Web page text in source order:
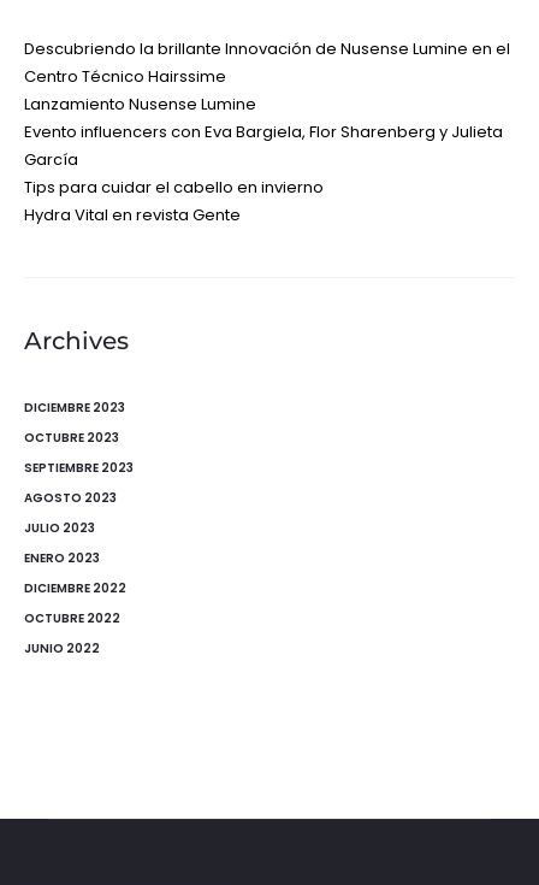
Descubriendo la brillante Innovación de Nusense Lumine en el
Centro Técnico Hairssime
Lanzamiento Nusense Lumine
Evento influencers con Eva Bargiela, Flor Sharenberg y Julieta
García
Tips para cuidar el cabello en invierno
Hydra Vital en revista Gente
Archives
DICIEMBRE 2023
OCTUBRE 2023
SEPTIEMBRE 2023
AGOSTO 2023
JULIO 2023
ENERO 2023
DICIEMBRE 2022
OCTUBRE 2022
JUNIO 2022